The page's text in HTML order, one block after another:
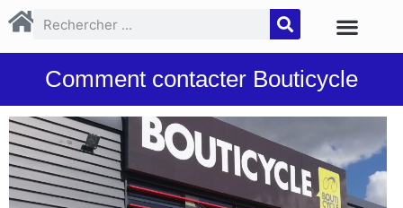
Comment contacter Bouticycle